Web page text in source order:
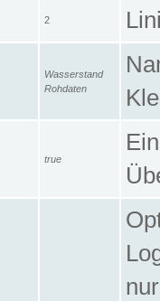
2
Wasserstand
Rohdaten
true